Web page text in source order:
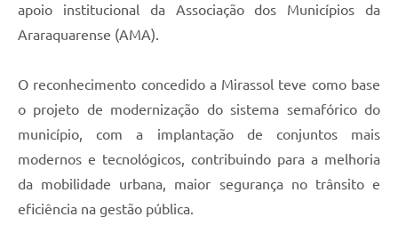
apoio institucional da Associação dos Municípios da
Araraquarense (AMA).
O reconhecimento concedido a Mirassol teve como base
o projeto de modernização do sistema semafórico do
município, com a implantação de conjuntos mais
modernos e tecnológicos, contribuindo para a melhoria
da mobilidade urbana, maior segurança no trânsito e
eficiência na gestão pública.